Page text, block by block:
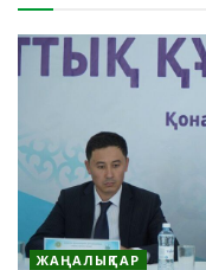
ЖАҢАЛЫҚТАР